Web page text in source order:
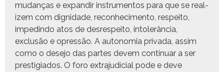
mudanças e expandir instru­men­tos para que se real­
izem com dig­nidade, recon­hec­i­men­to, respeito,
impedin­do atos de desre­speito, intol­erân­cia,
exclusão e opressão. A autono­mia pri­va­da, assim
como o dese­jo das partes devem con­tin­uar a ser
pres­ti­gia­dos. O foro extra­ju­di­cial pode e deve